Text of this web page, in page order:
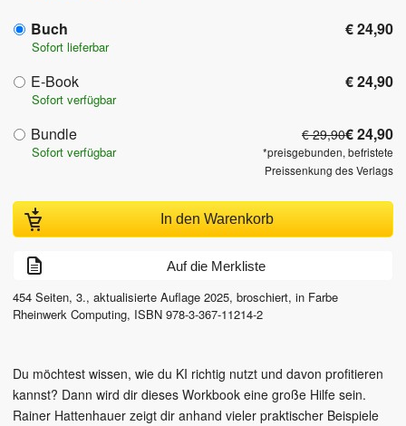
Buch € 24,90
Sofort lieferbar
E-Book € 24,90
Sofort verfügbar
Bundle € 29,90€ 24,90
*preisgebunden, befristete
Preissenkung des Verlags
Sofort verfügbar
In den Warenkorb
Auf die Merkliste
454 Seiten, 3., aktualisierte Auflage 2025, broschiert, in Farbe
Rheinwerk Computing, ISBN 978-3-367-11214-2
Du möchtest wissen, wie du KI richtig nutzt und davon profitieren
kannst? Dann wird dir dieses Workbook eine große Hilfe sein.
Rainer Hattenhauer zeigt dir anhand vieler praktischer Beispiele